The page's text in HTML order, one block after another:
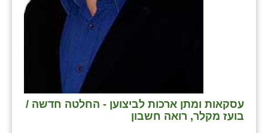
עסקאות ומתן ארכות לביצוען - החלטה חדשה /
בועז מקלר, רואה חשבון
יבול (מורג)